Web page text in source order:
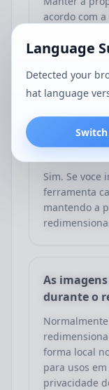
acordo com
exatamente
ter
E
apenas a
Sim. Se voce
ferramenta
mantendo a
As
durante o
forma local
para usos
privacidade
Language
Detected your
hat language
Switch